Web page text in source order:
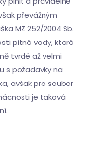
převážným
MZ 252/2004 Sb.
pitné vody, které
tvrdé až velmi
s požadavky na
avšak pro soubor
je taková